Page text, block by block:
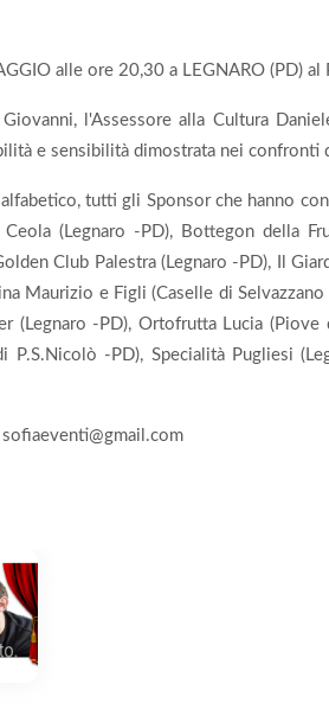
alle ore 20,30 a LEGNARO (PD) al
l'Assessore alla Cultura
e sensibilità dimostrata nei
tutti gli Sponsor che hanno
(Legnaro -PD), Bottegon della
Club Palestra (Legnaro -PD), Il
Maurizio e Figli (Caselle di
(Legnaro -PD), Ortofrutta Lucia
P.S.Nicolò -PD), Specialità Pugliesi
sofiaeventi@gmail.com